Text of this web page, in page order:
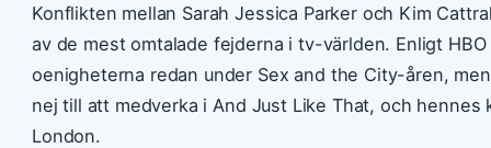
Konflikten mellan Sarah Jessica Parker och Kim
av de mest omtalade fejderna i tv-världen. Enligt
oenigheterna redan under Sex and the City-åren,
nej till att medverka i And Just Like That, och
London.